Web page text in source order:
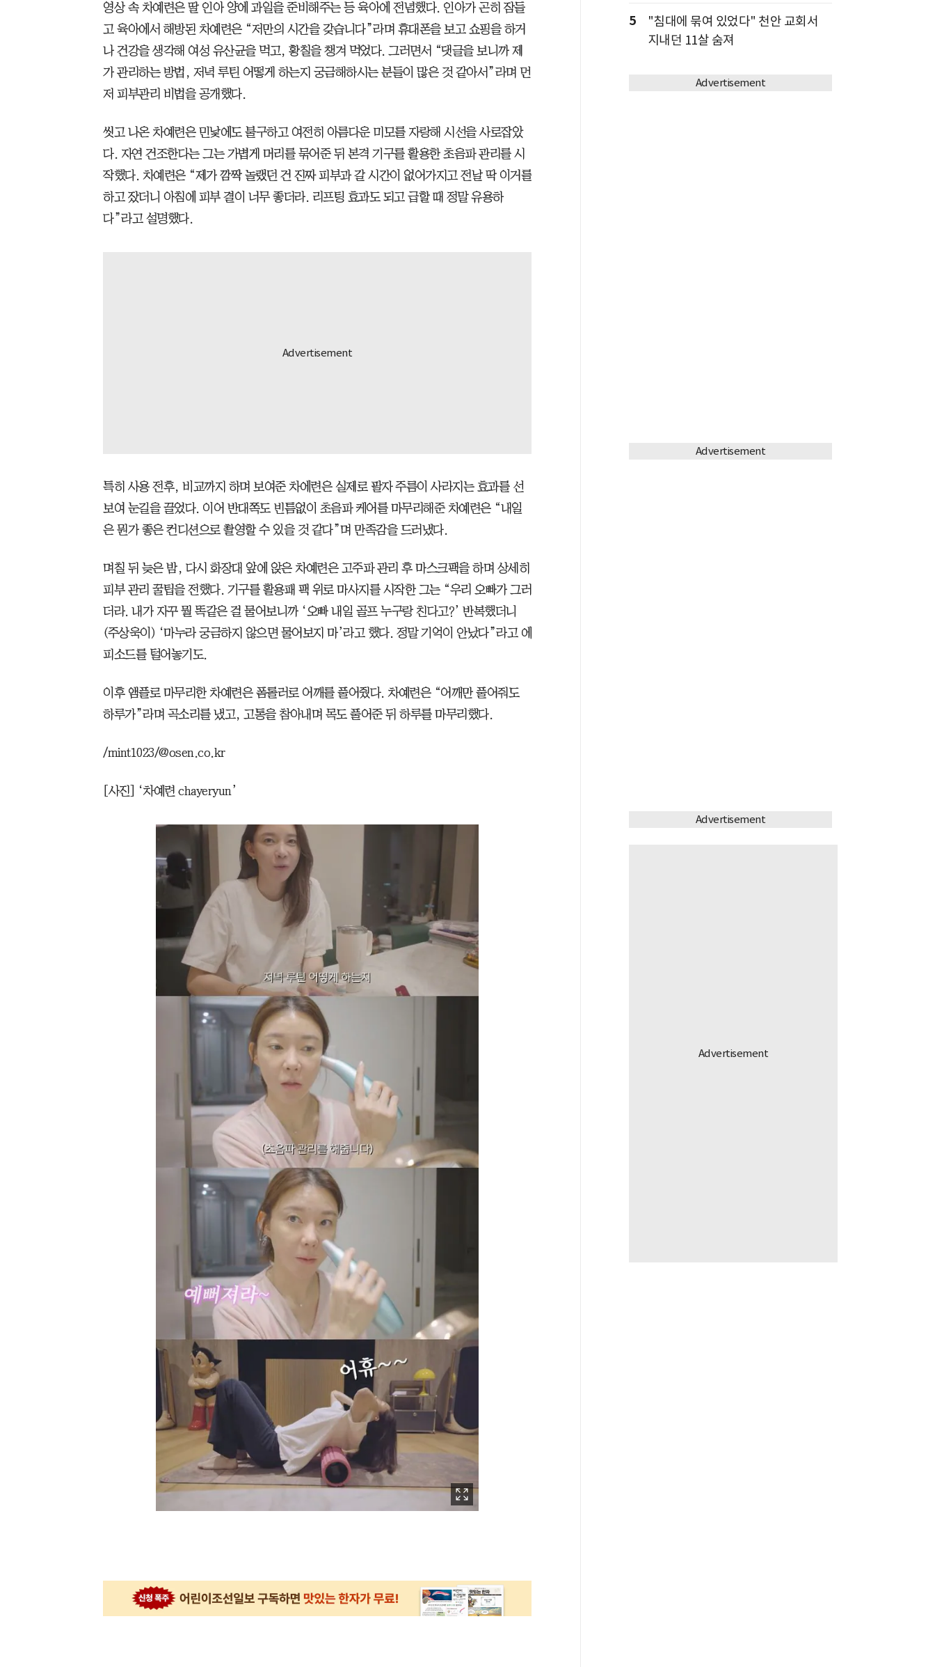
영상 속 차예련은 딸 인아 양에 과일을 준비해주는 등 육아에 전념했다. 인아가 곤히 잠들
고 육아에서 해방된 차예련은 “저만의 시간을 갖습니다”라며 휴대폰을 보고 쇼핑을 하거
나 건강을 생각해 여성 유산균을 먹고, 황칠을 챙겨 먹었다. 그러면서 “댓글을 보니까 제
가 관리하는 방법, 저녁 루틴 어떻게 하는지 궁금해하시는 분들이 많은 것 같아서”라며 먼
저 피부관리 비법을 공개했다.
씻고 나온 차예련은 민낯에도 불구하고 여전히 아름다운 미모를 자랑해 시선을 사로잡았
다. 자연 건조한다는 그는 가볍게 머리를 묶어준 뒤 본격 기구를 활용한 초음파 관리를 시
작했다. 차예련은 “제가 깜짝 놀랬던 건 진짜 피부과 갈 시간이 없어가지고 전날 딱 이거를
하고 잤더니 아침에 피부 결이 너무 좋더라. 리프팅 효과도 되고 급할 때 정말 유용하
다”라고 설명했다.
특히 사용 전후, 비교까지 하며 보여준 차에련은 실제로 팔자 주름이 사라지는 효과를 선
보여 눈길을 끌었다. 이어 반대쪽도 빈틈없이 초음파 케어를 마무리해준 차예련은 “내일
은 뭔가 좋은 컨디션으로 촬영할 수 있을 것 같다”며 만족감을 드러냈다.
며칠 뒤 늦은 밤, 다시 화장대 앞에 앉은 차예련은 고주파 관리 후 마스크팩을 하며 상세히
피부 관리 꿀팁을 전했다. 기구를 활용패 팩 위로 마사지를 시작한 그는 “우리 오빠가 그러
더라. 내가 자꾸 뭘 똑같은 걸 물어보니까 ‘오빠 내일 골프 누구랑 친다고?’ 반복했더니
(주상욱이) ‘마누라 궁금하지 않으면 물어보지 마’라고 했다. 정말 기억이 안났다”라고 에
피소드를 털어놓기도.
이후 앰플로 마무리한 차예련은 폼롤러로 어깨를 풀어줬다. 차예련은 “어깨만 풀어줘도
하루가”라며 곡소리를 냈고, 고통을 참아내며 목도 풀어준 뒤 하루를 마무리했다.
/mint1023/@osen.co.kr
[사진] ‘차예련 chayeryun’
5
"침대에 묶여 있었다" 천안 교회서
지내던 11살 숨져